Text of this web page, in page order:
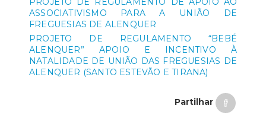
ASSOCIATIVISMO PARA A UNIÃO DE
FREGUESIAS DE ALENQUER
PROJETO DE REGULAMENTO “BEBÉ
ALENQUER” APOIO E INCENTIVO À
NATALIDADE DE UNIÃO DAS FREGUESIAS DE
ALENQUER (SANTO ESTEVÃO E TIRANA)
Partilhar